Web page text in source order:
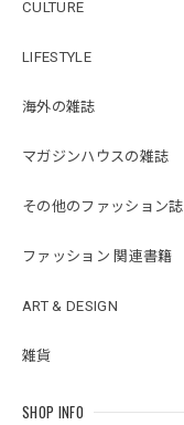
CULTURE
LIFESTYLE
海外の雑誌
マガジンハウスの雑誌
その他のファッション誌
ファッション 関連書籍
ART & DESIGN
雑貨
SHOP INFO